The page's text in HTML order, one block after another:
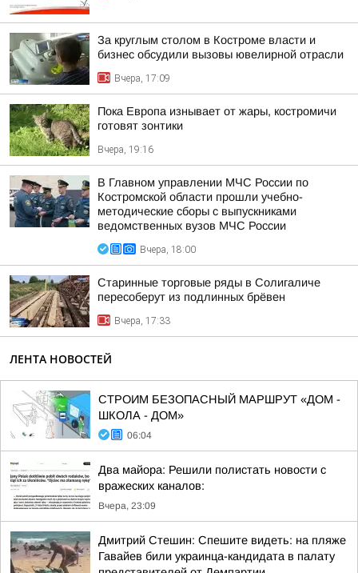
За круглым столом в Костроме власти и
бизнес обсудили вызовы ювелирной отрасли
Вчера, 17:09
Пока Европа изнывает от жары, костромичи
готовят зонтики
Вчера, 19:16
В Главном управлении МЧС России по
Костромской области прошли учебно-
методические сборы с выпускниками
ведомственных вузов МЧС России
Вчера, 18:00
Старинные торговые ряды в Солигаличе
пересоберут из подлинных брёвен
Вчера, 17:33
ЛЕНТА НОВОСТЕЙ
СТРОИМ БЕЗОПАСНЫЙ МАРШРУТ «ДОМ -
ШКОЛА - ДОМ»
06:04
Два майора: Решили полистать новости с
вражеских каналов:
Вчера, 23:09
Дмитрий Стешин: Спешите видеть: на пляже
Гавайев били украинца-кандидата в палату